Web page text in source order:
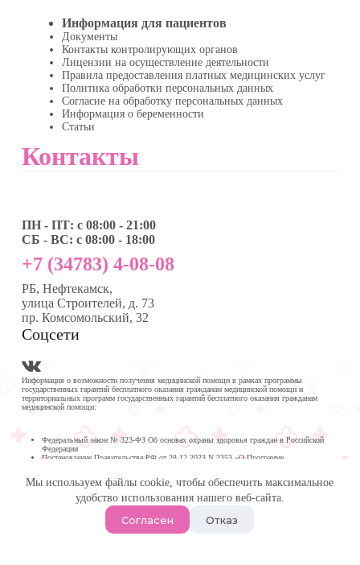
Мы используем файлы cookie, чтобы обеспечить максимальное
удобство использования нашего веб-сайта.
Согласен Отказ
Информация для пациентов
Документы
Контакты контролирующих органов
Лицензии на осуществление деятельности
Правила предоставления платных медицинских услуг
Политика обработки персональных данных
Согласие на обработку персональных данных
Информация о беременности
Статьи
Контакты
ПН - ПТ: с 08:00 - 21:00
СБ - ВС: с 08:00 - 18:00
+7 (34783) 4-08-08
РБ, Нефтекамск,
улица Строителей, д. 73
пр. Комсомольский, 32
Соцсети
Информация о возможности получения медицинской помощи в рамках программы
государственных гарантий бесплатного оказания гражданам медицинской помощи и
территориальных программ государственных гарантий бесплатного оказания гражданам
медицинской помощи:
Федеральный закон № 323-ФЗ Об основах охраны здоровья граждан в Российской
Федерации
Постановление Правительства РФ от 28.12.2023 N 2353 «О Программе
Программа государственных гарантий бесплатного оказания гражданам медицинской
Республике Башкортостан на 2024 год и на плановый период 2025 и 2026 годов
Медика Плюс
| Многопрофильная клиника в